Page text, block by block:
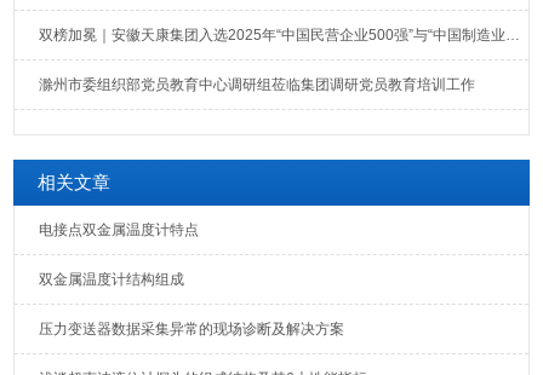
双榜加冕｜安徽天康集团入选2025年“中国民营企业500强”与“中国制造业民营企业500强”榜单
滁州市委组织部党员教育中心调研组莅临集团调研党员教育培训工作
相关文章
电接点双金属温度计特点
双金属温度计结构组成
压力变送器数据采集异常的现场诊断及解决方案